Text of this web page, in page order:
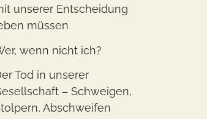
unserer Entscheidung
müssen
wenn nicht ich?
Tod in unserer
– Schweigen,
Abschweifen